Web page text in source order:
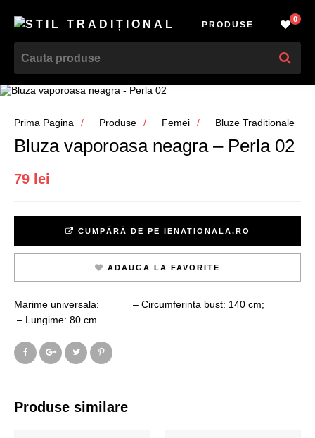
PRODUSE
0
Prima Pagina Produse Femei Bluze Traditionale
Bluza vaporoasa neagra – Perla 02
79 lei
CUMPĂRĂ DE PE IENATIONALA.RO
ADAUGA LA FAVORITE
Marime universala: – Circumferinta bust: 140 cm;
– Lungime: 80 cm.
Produse similare